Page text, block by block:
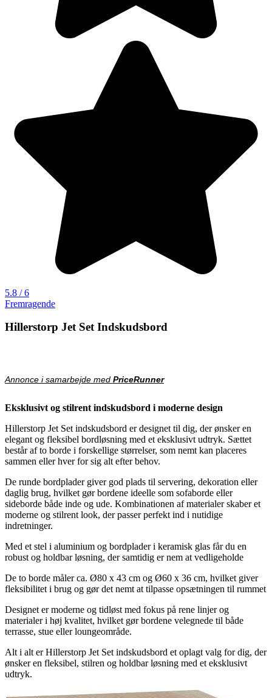
5.8 / 6
Fremragende
Hillerstorp Jet Set Indskudsbord
Annonce i samarbejde med PriceRunner
Eksklusivt og stilrent indskudsbord i moderne design
Hillerstorp Jet Set indskudsbord er designet til dig, der ønsker en
elegant og fleksibel bordløsning med et eksklusivt udtryk. Sættet
består af to borde i forskellige størrelser, som nemt kan placeres
sammen eller hver for sig alt efter behov.
De runde bordplader giver god plads til servering, dekoration eller
daglig brug, hvilket gør bordene ideelle som sofaborde eller
sideborde både inde og ude. Kombinationen af materialer skaber et
moderne og stilrent look, der passer perfekt ind i nutidige
indretninger.
Med et stel i aluminium og bordplader i keramisk glas får du en
robust og holdbar løsning, der samtidig er nem at vedligeholde
De to borde måler ca. Ø80 x 43 cm og Ø60 x 36 cm, hvilket giver
fleksibilitet i brug og gør det nemt at tilpasse opsætningen til rummet
Designet er moderne og tidløst med fokus på rene linjer og
materialer i høj kvalitet, hvilket gør bordene velegnede til både
terrasse, stue eller loungeområde.
Alt i alt er Hillerstorp Jet Set indskudsbord et oplagt valg for dig, der
ønsker en fleksibel, stilren og holdbar løsning med et eksklusivt
udtryk.